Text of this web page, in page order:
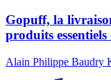
Gopuff, la
produits
Alain Philippe Baudry